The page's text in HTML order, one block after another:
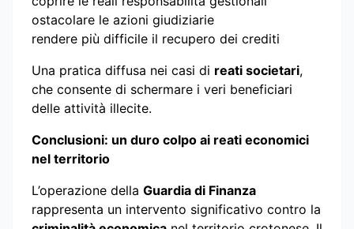
ostacolare le azioni giudiziarie
rendere più difficile il recupero dei crediti
Una pratica diffusa nei casi di reati societari,
che consente di schermare i veri beneficiari
delle attività illecite.
Conclusioni: un duro colpo ai reati economici
nel territorio
L’operazione della Guardia di Finanza
rappresenta un intervento significativo contro la